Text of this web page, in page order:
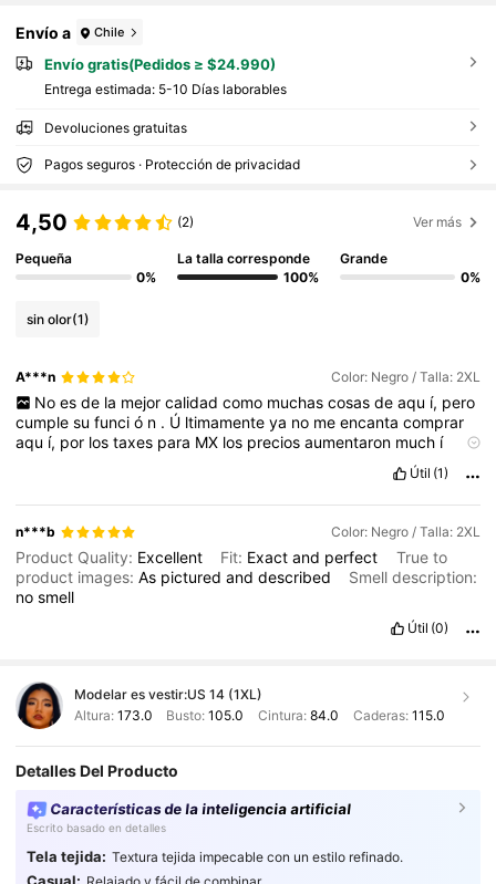
Envío a Chile
Envío gratis(Pedidos ≥ $24.990)
Entrega estimada: 5-10 Días laborables
Devoluciones gratuitas
Pagos seguros · Protección de privacidad
4,50 (2) Ver más
Pequeña
0%
La talla corresponde
100%
Grande
0%
sin olor(1)
A***n Color: Negro / Talla: 2XL
No es de la mejor calidad como muchas cosas de aqu í, pero
cumplesufunció n . Ú ltimamenteya no meencantacomprar
aqu í, por lostaxes para MX los preciosaumentaron much í
pas
llegaron:(
De
esepedidode22cosasllegaronsólo2,obviamenteyano
volver a comprarlo
mismos artí culos mismo:(
Útil (1)
n***b Color: Negro / Talla: 2XL
Product Quality: Excellent Fit: Exactand perfect
True to
product images:As picturedanddescribed
Smell description:
nosmell
Útil (0)
Modelar es vestir:US 14 (1XL)
Altura: 173.0 Busto:105.0 Cintura: 84.0 Caderas: 115.0
Detalles Del Producto
Características de la inteligencia artificial
Escrito basado en detalles
Tela tejida: Textura tejida impecable con un estilo refinado.